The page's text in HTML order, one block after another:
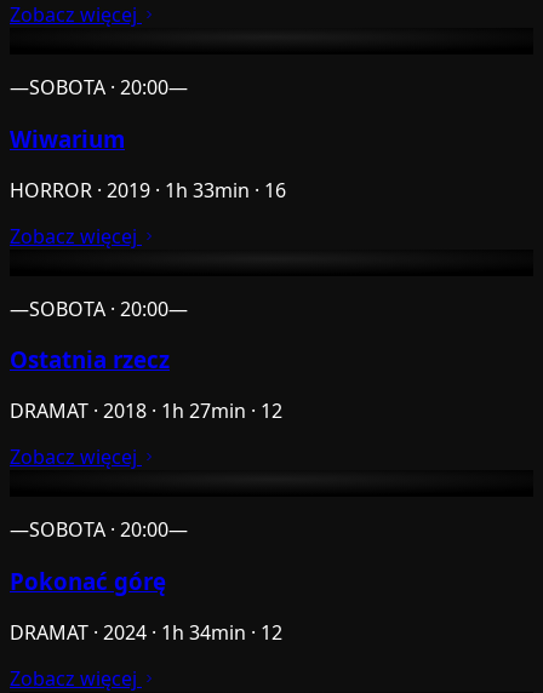
Zobacz więcej
—SOBOTA · 20:00—
Wiwarium
HORROR · 2019 · 1h 33min · 16
Zobacz więcej
—SOBOTA · 20:00—
Ostatnia rzecz
DRAMAT · 2018 · 1h 27min · 12
Zobacz więcej
—SOBOTA · 20:00—
Pokonać górę
DRAMAT · 2024 · 1h 34min · 12
Zobacz więcej